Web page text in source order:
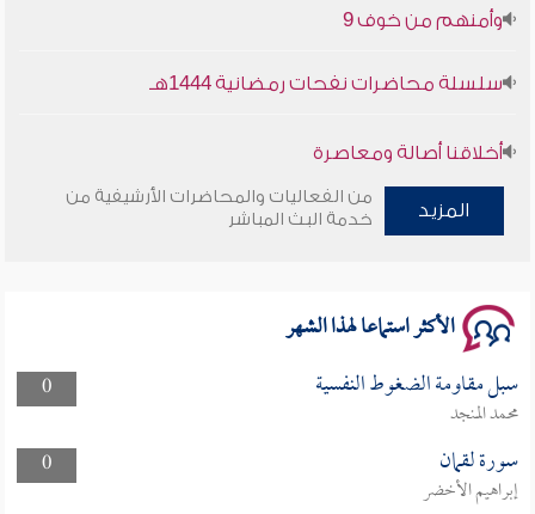
وأمنهم من خوف 9
سلسلة محاضرات نفحات رمضانية 1444هـ
أخلاقنا أصالة ومعاصرة
وأمنهم من خوف 9
المزيد
من الفعاليات والمحاضرات الأرشيفية من
خدمة البث المباشر
الأكثر استماعا لهذا الشهر
0 سبل مقاومة الضغوط النفسية
محمد المنجد
0
سورة لقمان
إبراهيم الأخضر